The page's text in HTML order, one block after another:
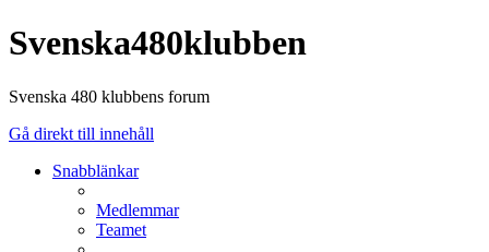
Svenska480klubben
Svenska 480 klubbens forum
Gå direkt till innehåll
Snabblänkar
Medlemmar
Teamet